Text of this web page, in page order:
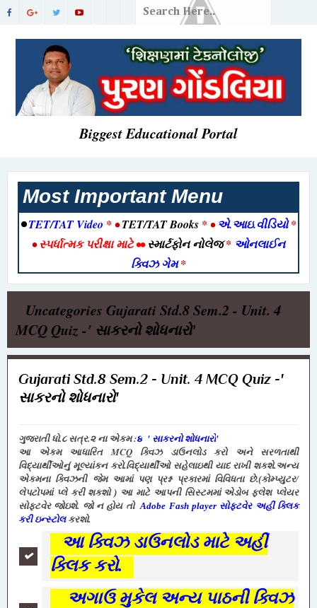
Biggest Educational Portal
Most Important Menu
•TET/TAT Video * •TET/TAT Books * •એ.આઇ.વીડિયો*
•સ્પર્ધાત્મક પરીક્ષા માટે••સ્માર્ટફોન નોલેજ* ઓનલાઈન
ક્વિઝ ગેમ*
Uncategories Gujarati Std.8 Sem.2 - Unit. 4
MCQ Quiz -' સાકરનો શોધનારો'
Gujarati Std.8 Sem.2 - Unit. 4 MCQ Quiz -'
સાકરનો શોધનારો'
ગુજરાતી ધો.૮ સત્ર.૨ ના એકમ :૪ ' સાકરનો શોધનારો'
આ એકમ આધારિત MCQ
ક્વિઝ ડાઉનલોડ કરો અને સરળતાથી
વિદ્યાર્થીઓનું મૂલ્યાંકન કરો.વિદ્યાર્થીઓ સહેલાઇથી યાદ રાખી શકશે. અન્ય
એકમના ક્વિઝની જેમ આમાં પણ પ્રશ્ન પ્રકારમાં વિવિધતા છે.(કોમ્પ્યુટર/
લેપટોપમાં પ્લે કરી શકશો ) આ માટે આપની સિસ્ટમમાં એડોબ ફ્લેશ પ્લેયર
સોફ્ટવેર જોઇશે. જો ન હોય તોAdobe Fash player સોફ્ટવેર અહીં ક્લિક
કરી ઇન્સ્ટોલ કરશો.
આ ક્વિઝ ડાઉનલોડ માટે અહીં
ક્લિક કરો.
અગાઉ મુકેલ અન્ય પાઠની ક્વિઝ